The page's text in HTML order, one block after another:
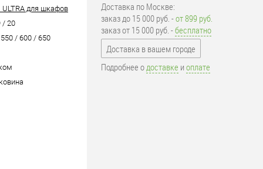
ULTRA для шкафов
/ 20
/ 600 / 650
Доставка по Москве:
заказ до 15 000 руб. -от 899 руб.
заказ от 15 000 руб. -бесплатно
Доставка в вашем городе
Подробнее одоставке и оплате